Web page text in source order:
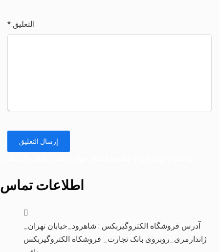
التعليق *
اطلاعات تماس
آدرس فروشگاه الکتروگیربکس : شاهرود_خیابان تهران_
ژاندارمری_روبروی بانک تجارت_ فروشکاه الکتروگیربکس